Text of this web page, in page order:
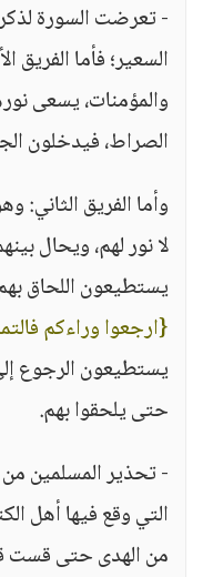
- تعرضت السورة
السعير؛ فأما الفريق
والمؤمنات، يسعى
الصراط، فيدخلون
وأما الفريق الثاني:
لا نور لهم، ويحال
يستطيعون اللحاق
{ارجعوا وراءكم
يستطيعون الرجوع
حتى يلحقوا بهم.
- تحذير المسلمين
التي وقع فيها أهل
من الهدى حتى قست